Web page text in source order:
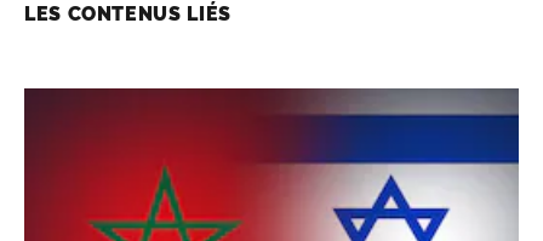
LES CONTENUS LIÉS